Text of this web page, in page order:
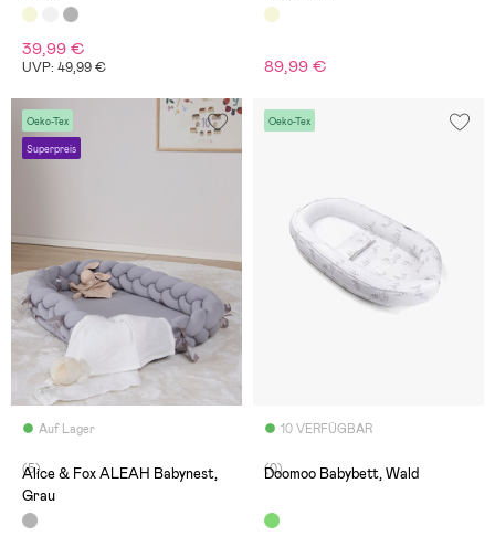
39,99 €
UVP: 49,99 € 89,99 €
Oeko-Tex
Superpreis
Auf Lager
(5)
Alice & Fox ALEAH Babynest,
Grau
Oeko-Tex
10 VERFÜGBAR
(0)
Doomoo Babybett, Wald